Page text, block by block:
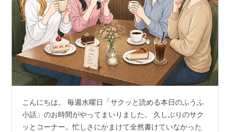
こんにちは。 毎週水曜日「サクッと読める本日のふうふ
小話」のお時間がやってまいりました。 久しぶりのサク
ッとコーナー。忙しさにかまけて全然書けていなかった